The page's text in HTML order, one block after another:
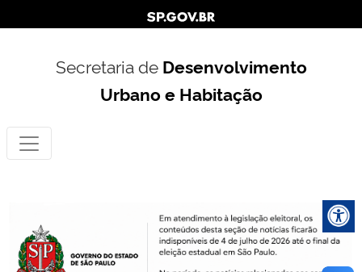
Secretaria de Desenvolvimento
Urbano e Habitação